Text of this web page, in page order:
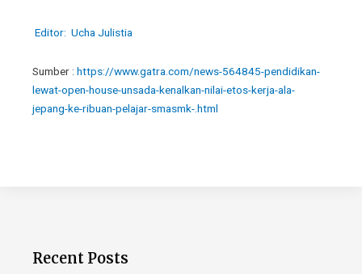
Editor: Ucha Julistia
Sumber : https://www.gatra.com/news-564845-pendidikan-
lewat-open-house-unsada-kenalkan-nilai-etos-kerja-ala-
jepang-ke-ribuan-pelajar-smasmk-.html
Recent Posts